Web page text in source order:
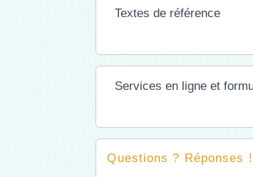
Textes de référence
Services en ligne et
Questions ? Réponses !